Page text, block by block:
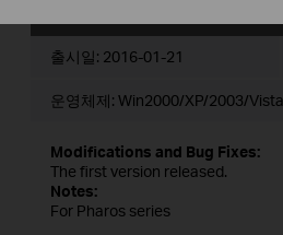
출시일: 2016-01-21
운영체제: Win2000/XP/2003/
Modifications and Bug Fixes:
The first version released.
Notes:
For Pharos series